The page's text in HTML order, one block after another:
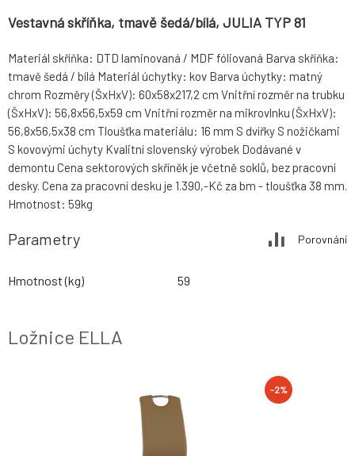
Vestavná skříňka, tmavě šedá/bílá, JULIA TYP 81
Materiál skříňka: DTD laminovaná / MDF fóliovaná Barva skříňka:
tmavě šedá / bílá Materiál úchytky: kov Barva úchytky: matný
chrom Rozměry (ŠxHxV): 60x58x217,2 cm Vnitřní rozměr na trubku
(ŠxHxV): 56,8x56,5x59 cm Vnitřní rozměr na mikrovlnku (ŠxHxV):
56,8x56,5x38 cm Tloušťka materiálu: 16 mm S dvířky S nožičkami
S kovovými úchyty Kvalitní slovenský výrobek Dodávané v
demontu Cena sektorových skříněk je včetně soklů, bez pracovní
desky. Cena za pracovní desku je 1.390,-Kč za bm - tloušťka 38 mm.
Hmotnost: 59kg
Parametry Porovnání
Hmotnost (kg) 59
Ložnice ELLA
-2%